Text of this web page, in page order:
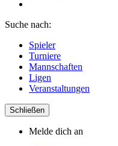
Suche nach:
Spieler
Turniere
Mannschaften
Ligen
Veranstaltungen
Schließen
Melde dich an